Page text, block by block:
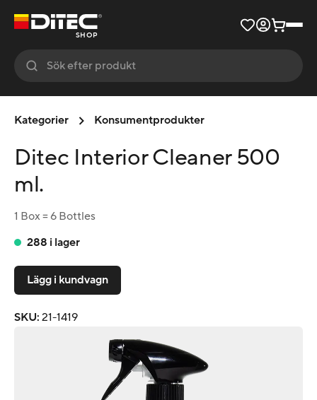
SHOP
Kategorier Konsumentprodukter
Ditec Interior Cleaner 500
ml.
1 Box = 6 Bottles
288 i lager
Lägg i kundvagn
SKU: 21-1419